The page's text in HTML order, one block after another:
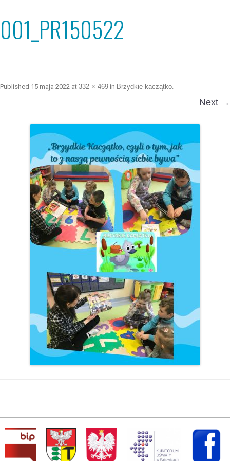
001_PR150522
Published 15 maja 2022 at 332 × 469 in Brzydkie kaczątko.
Next →